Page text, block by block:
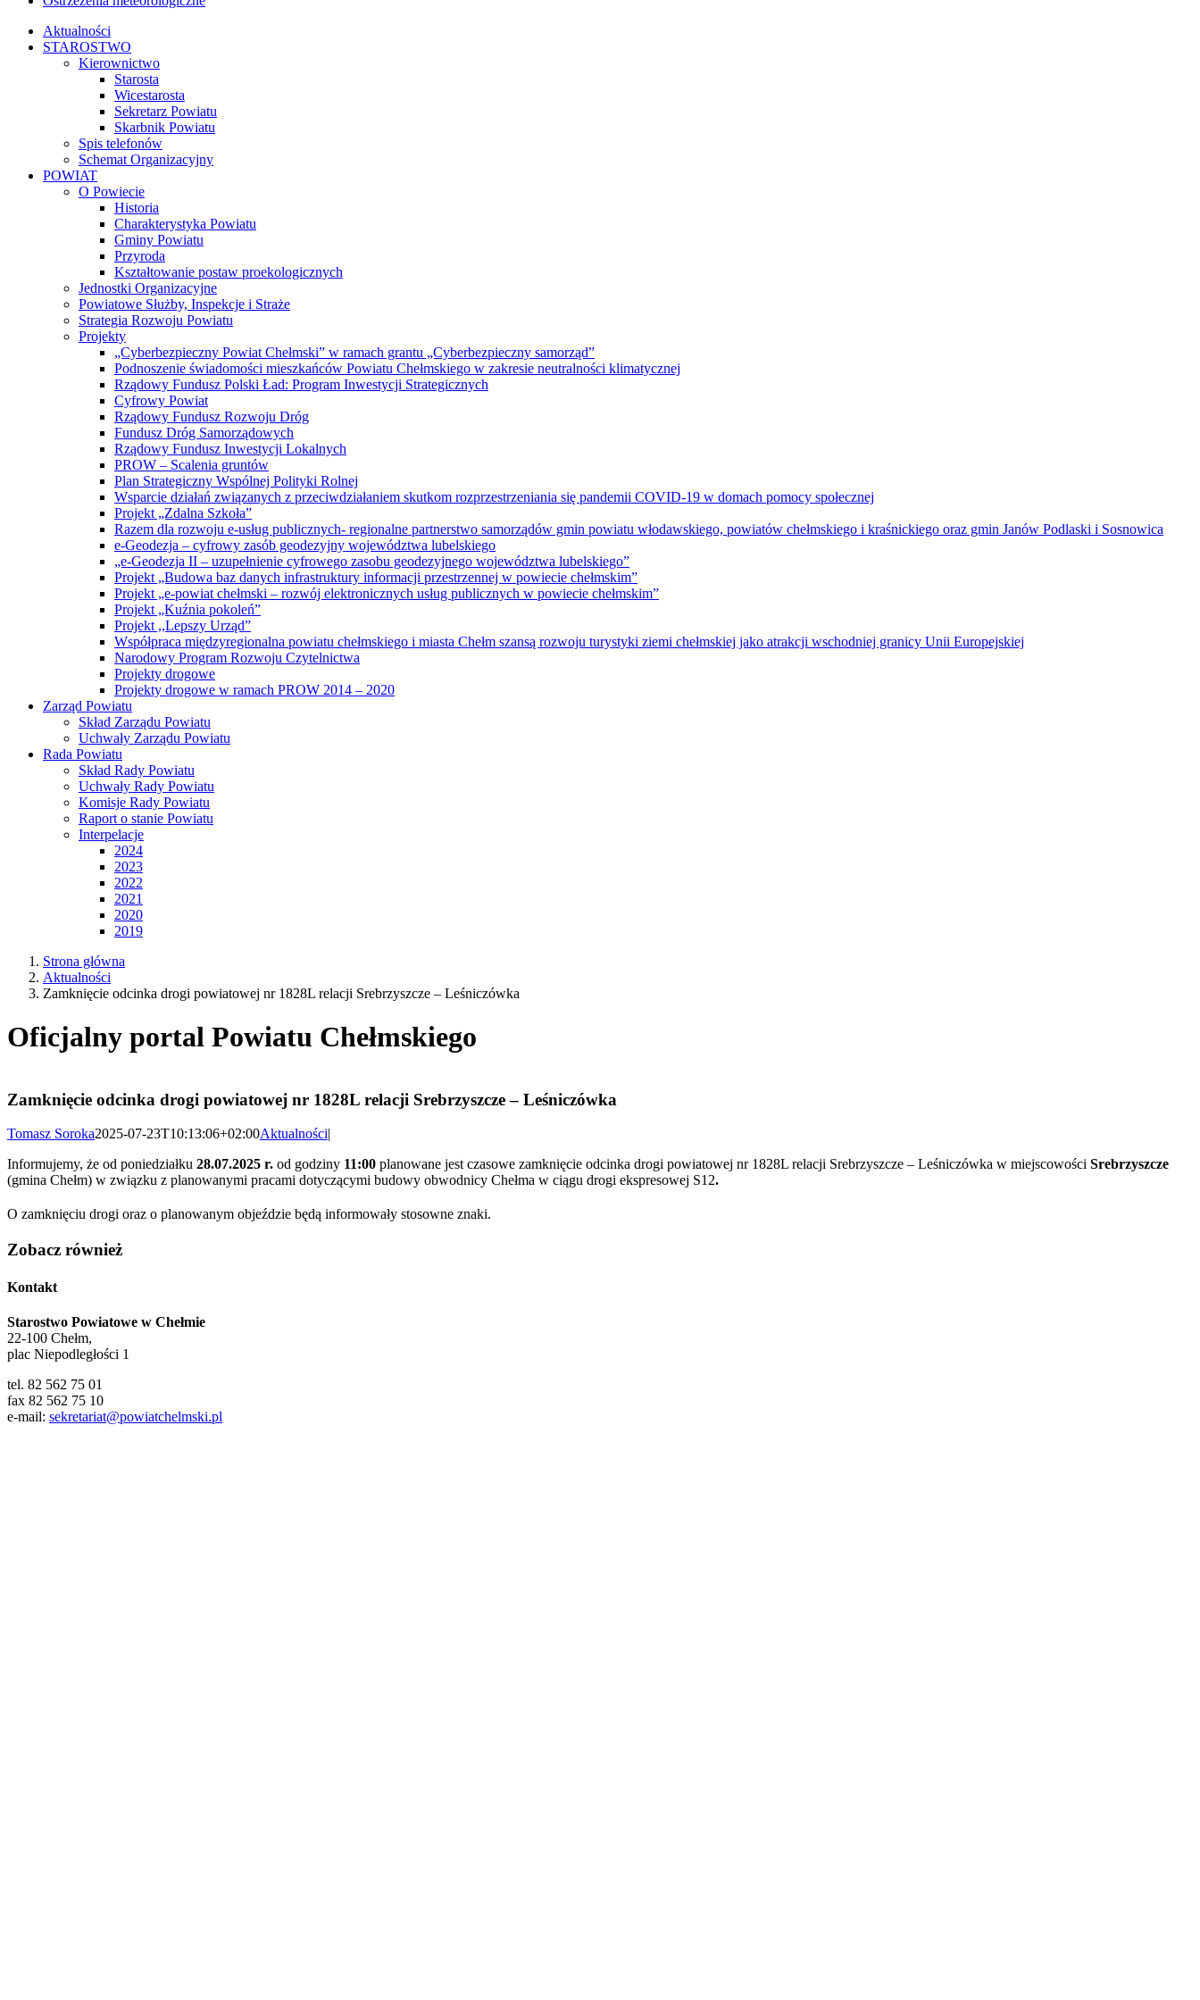
Aktualności
STAROSTWO
Kierownictwo
Starosta
Wicestarosta
Sekretarz Powiatu
Skarbnik Powiatu
Spis telefonów
Schemat Organizacyjny
POWIAT
O Powiecie
Historia
Charakterystyka Powiatu
Gminy Powiatu
Przyroda
Kształtowanie postaw proekologicznych
Jednostki Organizacyjne
Powiatowe Służby, Inspekcje i Straże
Strategia Rozwoju Powiatu
Projekty
„Cyberbezpieczny Powiat Chełmski” w ramach grantu „Cyberbezpieczny samorząd”
Podnoszenie świadomości mieszkańców Powiatu Chełmskiego w zakresie neutralności klimatycznej
Rządowy Fundusz Polski Ład: Program Inwestycji Strategicznych
Cyfrowy Powiat
Rządowy Fundusz Rozwoju Dróg
Fundusz Dróg Samorządowych
Rządowy Fundusz Inwestycji Lokalnych
PROW – Scalenia gruntów
Plan Strategiczny Wspólnej Polityki Rolnej
Wsparcie działań związanych z przeciwdziałaniem skutkom rozprzestrzeniania się pandemii COVID-19 w domach pomocy społecznej
Projekt „Zdalna Szkoła”
Razem dla rozwoju e-usług publicznych- regionalne partnerstwo samorządów gmin powiatu włodawskiego, powiatów chełmskiego i kraśnickiego oraz gmin Janów Podlaski i Sosnowica
e-Geodezja – cyfrowy zasób geodezyjny województwa lubelskiego
„e-Geodezja II – uzupełnienie cyfrowego zasobu geodezyjnego województwa lubelskiego”
Projekt „Budowa baz danych infrastruktury informacji przestrzennej w powiecie chełmskim”
Projekt „e-powiat chełmski – rozwój elektronicznych usług publicznych w powiecie chełmskim”
Projekt „Kuźnia pokoleń”
Projekt ,,Lepszy Urząd”
Współpraca międzyregionalna powiatu chełmskiego i miasta Chełm szansą rozwoju turystyki ziemi chełmskiej jako atrakcji wschodniej granicy Unii Europejskiej
Narodowy Program Rozwoju Czytelnictwa
Projekty drogowe
Projekty drogowe w ramach PROW 2014 – 2020
Zarząd Powiatu
Skład Zarządu Powiatu
Uchwały Zarządu Powiatu
Rada Powiatu
Skład Rady Powiatu
Uchwały Rady Powiatu
Komisje Rady Powiatu
Raport o stanie Powiatu
Interpelacje
2024
2023
2022
2021
2020
2019
Strona główna
Aktualności
Zamknięcie odcinka drogi powiatowej nr 1828L relacji Srebrzyszcze – Leśniczówka
Oficjalny portal Powiatu Chełmskiego
Zamknięcie odcinka drogi powiatowej nr 1828L relacji Srebrzyszcze – Leśniczówka
Tomasz Soroka2025-07-23T10:13:06+02:00Aktualności|
Informujemy, że od poniedziałku 28.07.2025 r. od godziny 11:00 planowane jest czasowe zamknięcie odcinka drogi powiatowej nr 1828L relacji Srebrzyszcze – Leśniczówka w miejscowości Srebrzyszcze
(gmina Chełm) w związku z planowanymi pracami dotyczącymi budowy obwodnicy Chełma w ciągu drogi ekspresowej S12.
O zamknięciu drogi oraz o planowanym objeździe będą informowały stosowne znaki.
Zobacz również
Kontakt
Starostwo Powiatowe w Chełmie
22-100 Chełm,
plac Niepodległości 1
tel. 82 562 75 01
fax 82 562 75 10
e-mail: sekretariat@powiatchelmski.pl